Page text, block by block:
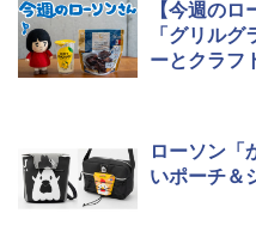
【今週の
「グリル
ーとクラフ
ローソン「
いポーチ＆